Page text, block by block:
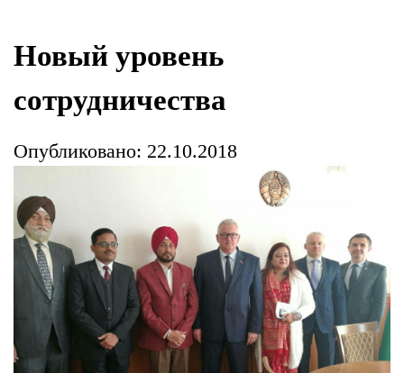
Новый уровень
сотрудничества
Опубликовано: 22.10.2018